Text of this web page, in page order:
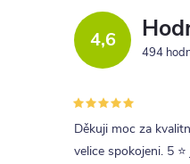
4,6
494
Děkuji moc za
velice spokojeni. 5